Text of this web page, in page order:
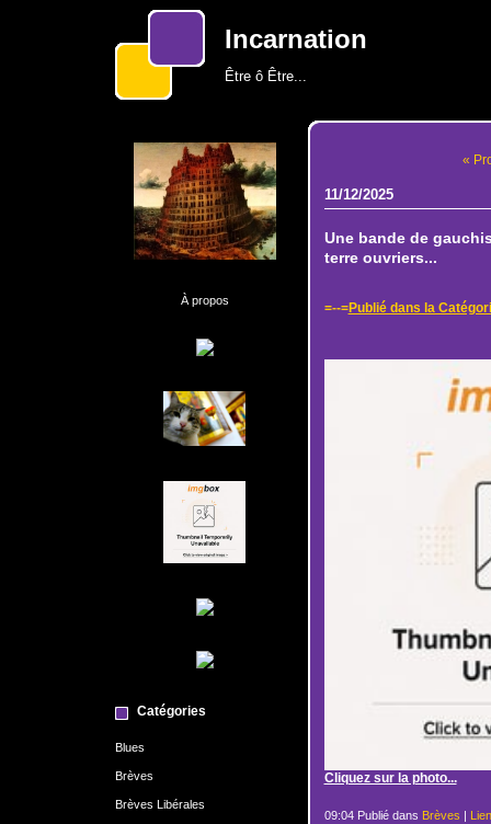
Incarnation
Être ô Être...
À propos
Catégories
Blues
Brèves
Brèves Libérales
«
11/12/2025
Une bande de
terre ouvriers...
=--=Publié dans la
Cliquez sur la photo...
09:04 Publié dans Brèves |